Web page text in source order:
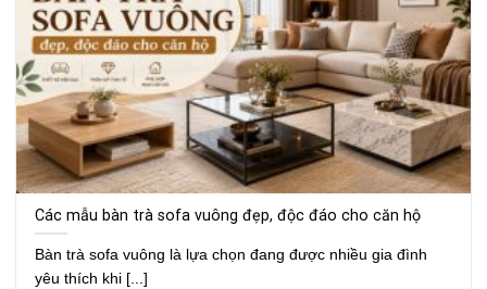
Các mẫu bàn trà sofa vuông đẹp, độc đáo cho căn hộ
Bàn trà sofa vuông là lựa chọn đang được nhiều gia đình
yêu thích khi [...]